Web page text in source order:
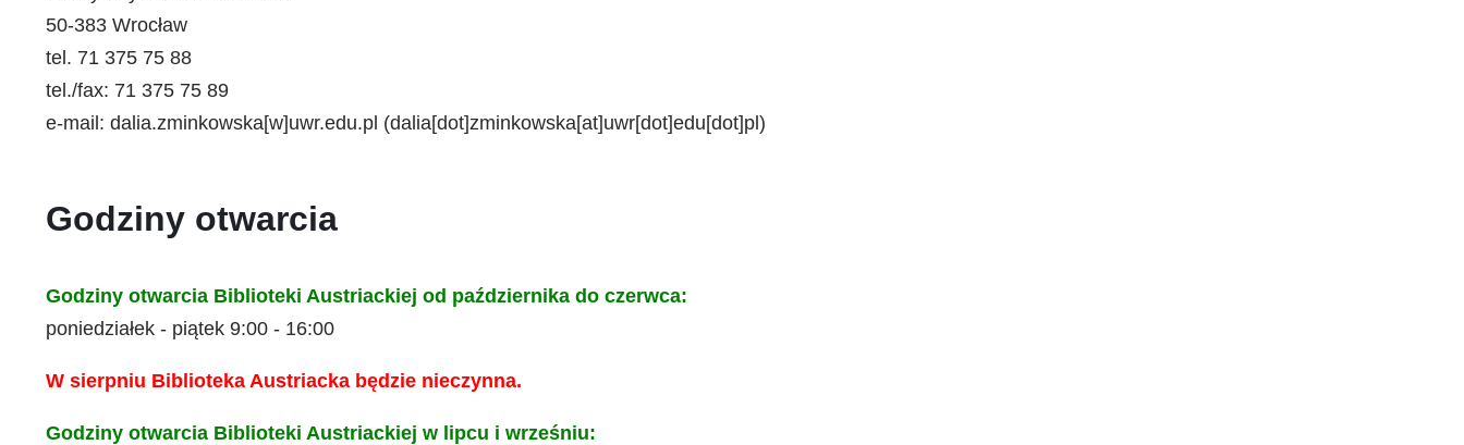
50-383 Wrocław
tel. 71 375 75 88
tel./fax: 71 375 75 89
e-mail: dalia.zminkowska[w]uwr.edu.pl (dalia[dot]zminkowska[at]uwr[dot]edu[dot]pl)
Godziny otwarcia
Godziny otwarcia Biblioteki Austriackiej od października do czerwca:
poniedziałek - piątek 9:00 - 16:00
W sierpniu Biblioteka Austriacka będzie nieczynna.
Godziny otwarcia Biblioteki Austriackiej w lipcu i wrześniu: